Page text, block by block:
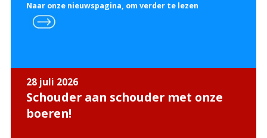
Naar onze nieuwspagina, om verder te lezen
28 juli 2026
Schouder aan schouder met onze
boeren!